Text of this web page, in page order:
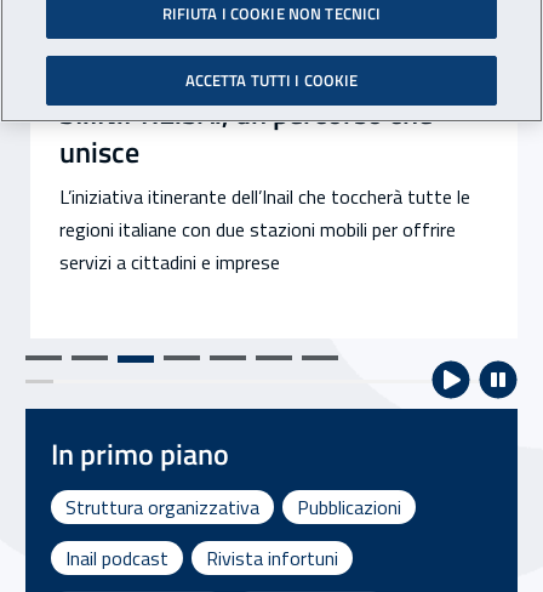
SI.IN.PRE.SA., un percorso che
unisce
L’iniziativa itinerante dell’Inail che toccherà tutte le
regioni italiane con due stazioni mobili per offrire
servizi a cittadini e imprese
In primo piano
Struttura organizzativa
Pubblicazioni
Inail podcast
Rivista infortuni
RIFIUTA I COOKIE NON TECNICI
ACCETTA TUTTI I COOKIE